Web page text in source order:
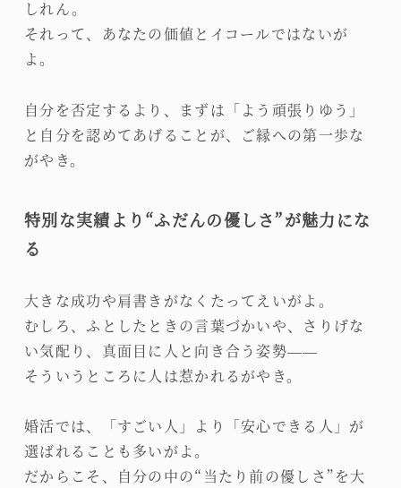
しれん。
それって、あなたの価値とイコールではないが
よ。
自分を否定するより、まずは「よう頑張りゆう」
と自分を認めてあげることが、ご縁への第一歩な
がやき。
特別な実績より“ふだんの優しさ”が魅力にな
る
大きな成功や肩書きがなくたってえいがよ。
むしろ、ふとしたときの言葉づかいや、さりげな
い気配り、真面目に人と向き合う姿勢——
そういうところに人は惹かれるがやき。
婚活では、「すごい人」より「安心できる人」が
選ばれることも多いがよ。
だからこそ、自分の中の“当たり前の優しさ”を大